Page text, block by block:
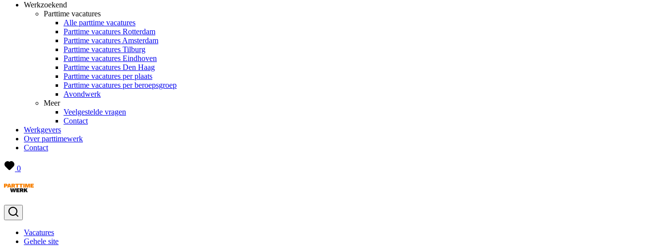
Werkzoekend
Parttime vacatures
Alle parttime vacatures
Parttime vacatures Rotterdam
Parttime vacatures Amsterdam
Parttime vacatures Tilburg
Parttime vacatures Eindhoven
Parttime vacatures Den Haag
Parttime vacatures per plaats
Parttime vacatures per beroepsgroep
Avondwerk
Meer
Veelgestelde vragen
Contact
Werkgevers
Over parttimewerk
Contact
0
Vacatures
Gehele site